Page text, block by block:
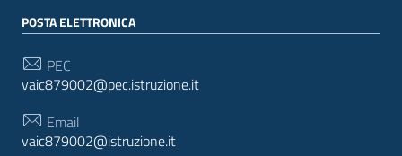
POSTA ELETTRONICA
PEC
vaic879002@pec.istruzione.it
Email
vaic879002@istruzione.it